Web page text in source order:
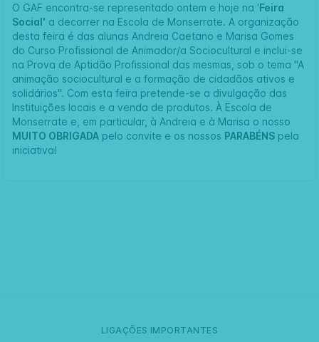
O GAF encontra-se representado ontem e hoje na 'Feira
Social' a decorrer na Escola de Monserrate. A organização
desta feira é das alunas Andreia Caetano e Marisa Gomes
do Curso Profissional de Animador/a Sociocultural e inclui-se
na Prova de Aptidão Profissional das mesmas, sob o tema "A
animação sociocultural e a formação de cidadãos ativos e
solidários". Com esta feira pretende-se a divulgação das
Instituições locais e a venda de produtos. À Escola de
Monserrate e, em particular, à Andreia e à Marisa o nosso
MUITO OBRIGADA pelo convite e os nossos PARABÉNS pela
iniciativa!
LIGAÇÕES IMPORTANTES